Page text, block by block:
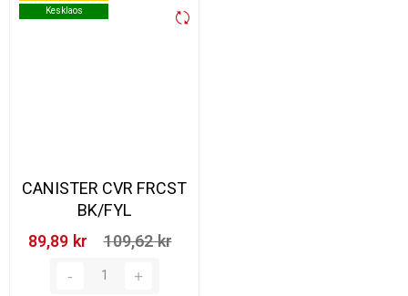
Kesklaos
Kesklaos
CANISTER CVR FRCST
BK/FYL
89,89 kr‎
109,62 kr‎